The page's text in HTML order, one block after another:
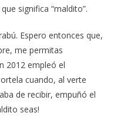
significa “maldito”.
Espero entonces que,
me permitas
2012 empleó el
cuando, al verte
de recibir, empuñó el
seas!